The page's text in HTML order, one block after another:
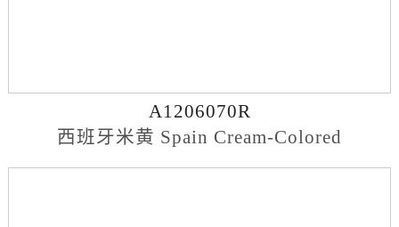
A1206070R
西班牙米黄 Spain Cream-Colored